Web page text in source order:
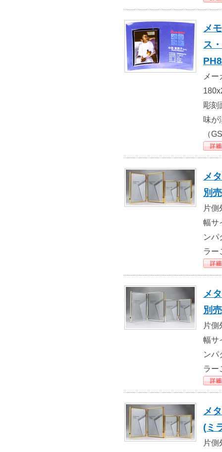
メ
ス
メ
彫刻
味が
（
メ
別
片側
幅サ
ンパ
ラー
メ
別
片側
幅サ
ンパ
ラー
メ
(ミ
片側